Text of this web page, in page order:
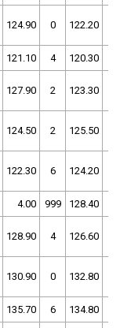
124.90 0 122.20
121.10 4 120.30
127.90 2 123.30
124.50 2 125.50
122.30 6 124.20
4.00 999 128.40
128.90 4 126.60
130.90 0 132.80
135.70 6 134.80